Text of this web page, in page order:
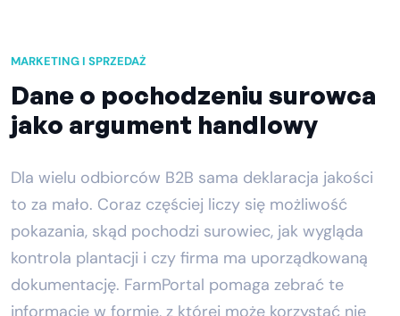
MARKETING I SPRZEDAŻ
Dane o pochodzeniu surowca
jako argument handlowy
Dla wielu odbiorców B2B sama deklaracja jakości
to za mało. Coraz częściej liczy się możliwość
pokazania, skąd pochodzi surowiec, jak wygląda
kontrola plantacji i czy firma ma uporządkowaną
dokumentację. FarmPortal pomaga zebrać te